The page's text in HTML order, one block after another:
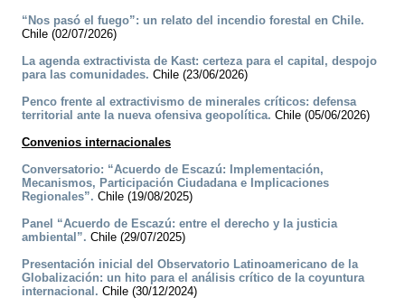
“Nos pasó el fuego”: un relato del incendio forestal en Chile.
Chile (02/07/2026)
La agenda extractivista de Kast: certeza para el capital, despojo
para las comunidades. Chile (23/06/2026)
Penco frente al extractivismo de minerales críticos: defensa
territorial ante la nueva ofensiva geopolítica. Chile (05/06/2026)
Convenios internacionales
Conversatorio: “Acuerdo de Escazú: Implementación,
Mecanismos, Participación Ciudadana e Implicaciones
Regionales”. Chile (19/08/2025)
Panel “Acuerdo de Escazú: entre el derecho y la justicia
ambiental”. Chile (29/07/2025)
Presentación inicial del Observatorio Latinoamericano de la
Globalización: un hito para el análisis crítico de la coyuntura
internacional. Chile (30/12/2024)